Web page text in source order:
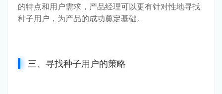
的特点和用户需求，产品经理可以更有针对性地寻找
种子用户，为产品的成功奠定基础。
三、寻找种子用户的策略